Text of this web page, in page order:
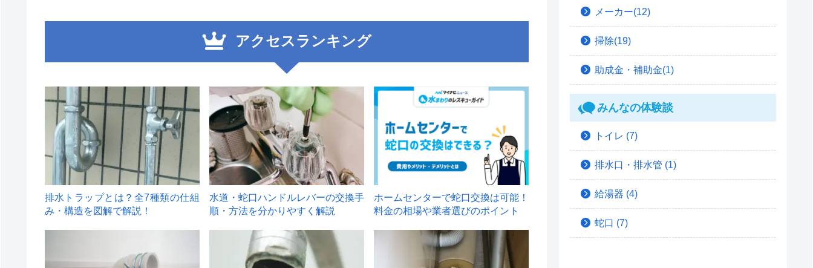
アクセスランキング
1
排水トラップとは？全7種類の仕組
み・構造を図解で解説！
2
水道・蛇口ハンドルレバーの交換手
順・方法を分かりやすく解説
ホームセンターで蛇口交換は可能！
料金の相場や業者選びのポイント
メーカー(12)
掃除(19)
助成金・補助金(1)
みんなの体験談
トイレ (7)
排水口・排水管 (1)
給湯器 (4)
蛇口 (7)